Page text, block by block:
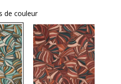
Jaune
Marron
Multicouleurs
Noir
de couleur